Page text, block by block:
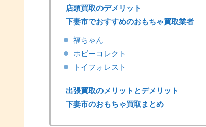
店頭買取のデメリット
下妻市でおすすめのおもちゃ買取業者
福ちゃん
ホビーコレクト
トイフォレスト
出張買取のメリットとデメリット
下妻市のおもちゃ買取まとめ